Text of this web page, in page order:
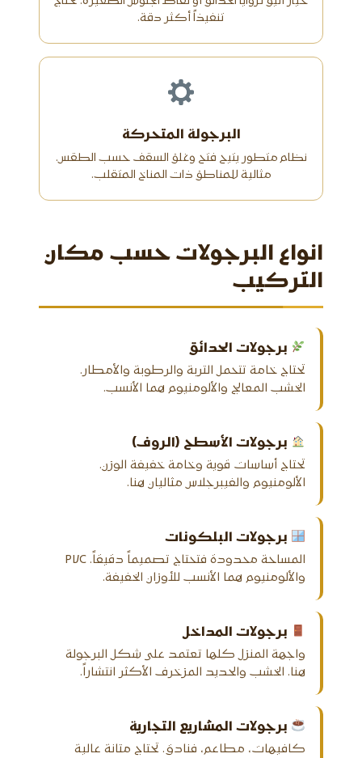
تنفيذاً أكثر دقة.
البرجولة المتحركة
نظام متطور يتيح فتح وغلق السقف حسب الطقس.
مثالية للمناطق ذات المناخ المتقلب.
انواع البرجولات حسب مكان
التركيب
برجولات الحدائق
تحتاج خامة تتحمل التربة والرطوبة والأمطار.
الخشب المعالج والألومنيوم هما الأنسب.
برجولات الأسطح (الروف)
تحتاج أساسات قوية وخامة خفيفة الوزن.
الألومنيوم والفيبرجلاس مثاليان هنا.
برجولات البلكونات
المساحة محدودة فتحتاج تصميماً دقيقاً. PVC
والألومنيوم هما الأنسب للأوزان الخفيفة.
برجولات المداخل
واجهة المنزل كلها تعتمد على شكل البرجولة
هنا. الخشب والحديد المزخرف الأكثر انتشاراً.
برجولات المشاريع التجارية
كافيهات، مطاعم، فنادق. تحتاج متانة عالية